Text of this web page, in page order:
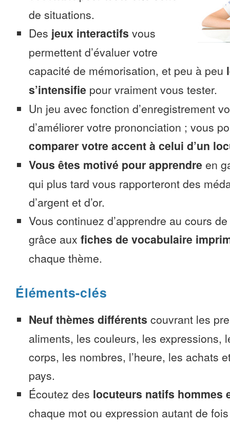
de situations.
Des jeux interactifs vous
permettent d’évaluer votre
capacité de mémorisation, et peu à peu
s’intensifie pour vraiment vous tester.
Un jeu avec fonction d’enregistrement
d’améliorer votre prononciation ; vous
comparer votre accent à celui d’un
Vous êtes motivé pour apprendre en
qui plus tard vous rapporteront des
d’argent et d’or.
Vous continuez d’apprendre au cours
grâce aux fiches de vocabulaire
chaque thème.
Éléments-clés
Neuf thèmes différents couvrant les
aliments, les couleurs, les expressions,
corps, les nombres, l’heure, les achats
pays.
Écoutez des locuteurs natifs hommes
chaque mot ou expression autant de